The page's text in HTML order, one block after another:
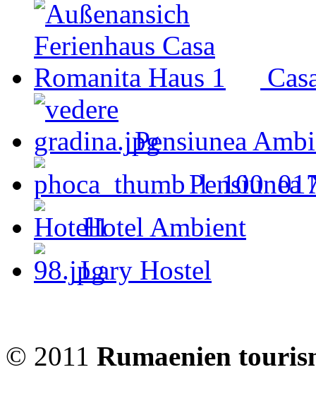
Pensiunea
Pensiunea
Hotel Ambient
Lary Hostel
© 2011 Rumaenien